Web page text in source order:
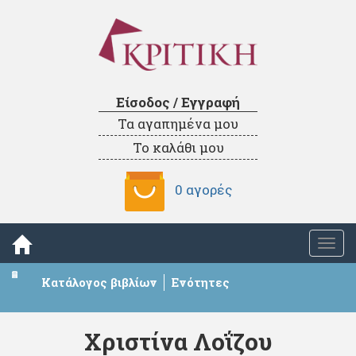
Είσοδος / Εγγραφή
Τα αγαπημένα μου
Το καλάθι μου
0 αγορές
Κατάλογος βιβλίων Ενότητες
Χριστίνα Λοΐζου